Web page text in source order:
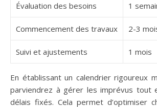
Évaluation des besoins 1
Commencement des travaux 2-3
Suivi et ajustements 1 mois
En établissant un calendrier rigoureux
parviendrez à gérer les imprévus tout
délais fixés. Cela permet d’optimiser